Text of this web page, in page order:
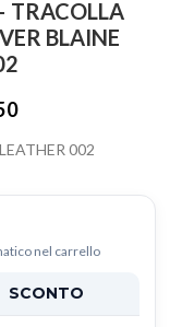
TRACOLLA
BLAINE
002
nel carrello
SCONTO